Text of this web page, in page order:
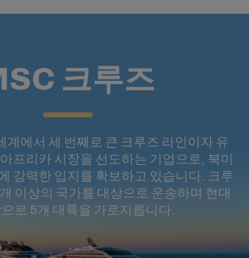
크루즈
계에서 세 번째로 큰 크루즈 라인이자 유
프리카 시장을 선도하는 기업으로, 북미
강력한 입지를 확보하고 있습니다. 크루
이상의 국가를 대상으로 운송하며 현대
로 5개 대륙을 가로지릅니다.